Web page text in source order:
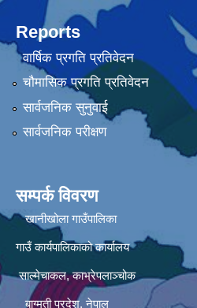
Reports
वार्षिक प्रगति प्रतिवेदन
चौमासिक प्रगति प्रतिवेदन
सार्वजनिक सुनुवाई
सार्वजनिक परीक्षण
सम्पर्क विवरण
खानीखोला गाउँपालिका
गाउँ कार्यपालिकाको कार्यालय
साल्मेचाकल, काभ्रेपलाञ्चोक
बाग्मती प्रदेश, नेपाल